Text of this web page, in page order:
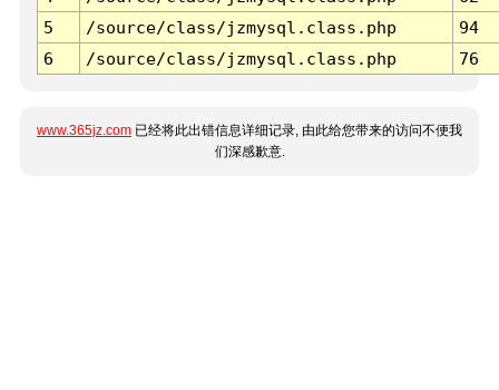
5
/source/class/jzmysql.class.php
94
6
/source/class/jzmysql.class.php 76
www.365jz.com 已经将此出错信息详细记录, 由此给您带来的访问不便我
们深感歉意.